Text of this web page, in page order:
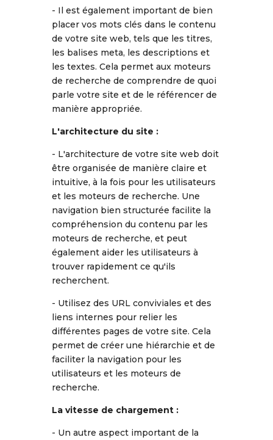
- Il est également important de bien
placer vos mots clés dans le contenu
de votre site web, tels que les titres,
les balises meta, les descriptions et
les textes. Cela permet aux moteurs
de recherche de comprendre de quoi
parle votre site et de le référencer de
manière appropriée.
L'architecture du site :
- L'architecture de votre site web doit
être organisée de manière claire et
intuitive, à la fois pour les utilisateurs
et les moteurs de recherche. Une
navigation bien structurée facilite la
compréhension du contenu par les
moteurs de recherche, et peut
également aider les utilisateurs à
trouver rapidement ce qu'ils
recherchent.
- Utilisez des URL conviviales et des
liens internes pour relier les
différentes pages de votre site. Cela
permet de créer une hiérarchie et de
faciliter la navigation pour les
utilisateurs et les moteurs de
recherche.
La vitesse de chargement :
- Un autre aspect important de la